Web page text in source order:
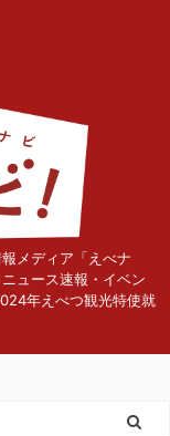
メディア「えべナ
ュース速報・イベン
年えべつ観光特使就